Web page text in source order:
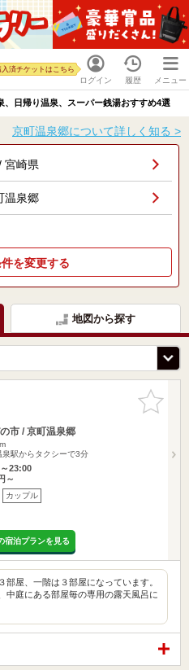
ログイン
入済チケットはこちら
履歴 メニュー
、日帰り温泉、スーパー銭湯おすすめ4選
京町温泉郷について詳しく知る >
宮崎県
温泉郷
を変更する
地図から探す
お気に入
りに追加
市 / 京町温泉郷
泉駅からタクシーで3分
23:00
～
カップル
宿泊プランを見る
部屋、一階は３部屋になっています。
中庭にある部屋毎の専用の露天風呂に